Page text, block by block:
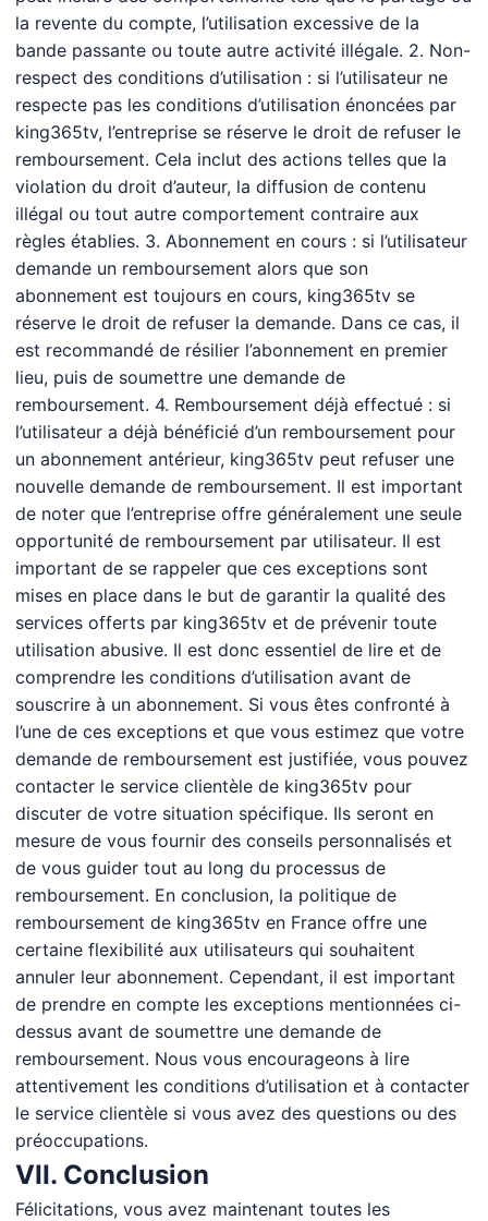
la revente du compte, l’utilisation excessive de la
bande passante ou toute autre activité illégale. 2. Non-
respect des conditions d’utilisation : si l’utilisateur ne
respecte pas les conditions d’utilisation énoncées par
king365tv, l’entreprise se réserve le droit de refuser le
remboursement. Cela inclut des actions telles que la
violation du droit d’auteur, la diffusion de contenu
illégal ou tout autre comportement contraire aux
règles établies. 3. Abonnement en cours : si l’utilisateur
demande un remboursement alors que son
abonnement est toujours en cours, king365tv se
réserve le droit de refuser la demande. Dans ce cas, il
est recommandé de résilier l’abonnement en premier
lieu, puis de soumettre une demande de
remboursement. 4. Remboursement déjà effectué : si
l’utilisateur a déjà bénéficié d’un remboursement pour
un abonnement antérieur, king365tv peut refuser une
nouvelle demande de remboursement. Il est important
de noter que l’entreprise offre généralement une seule
opportunité de remboursement par utilisateur. Il est
important de se rappeler que ces exceptions sont
mises en place dans le but de garantir la qualité des
services offerts par king365tv et de prévenir toute
utilisation abusive. Il est donc essentiel de lire et de
comprendre les conditions d’utilisation avant de
souscrire à un abonnement. Si vous êtes confronté à
l’une de ces exceptions et que vous estimez que votre
demande de remboursement est justifiée, vous pouvez
contacter le service clientèle de king365tv pour
discuter de votre situation spécifique. Ils seront en
mesure de vous fournir des conseils personnalisés et
de vous guider tout au long du processus de
remboursement. En conclusion, la politique de
remboursement de king365tv en France offre une
certaine flexibilité aux utilisateurs qui souhaitent
annuler leur abonnement. Cependant, il est important
de prendre en compte les exceptions mentionnées ci-
dessus avant de soumettre une demande de
remboursement. Nous vous encourageons à lire
attentivement les conditions d’utilisation et à contacter
le service clientèle si vous avez des questions ou des
préoccupations.
VII. Conclusion
Félicitations, vous avez maintenant toutes les